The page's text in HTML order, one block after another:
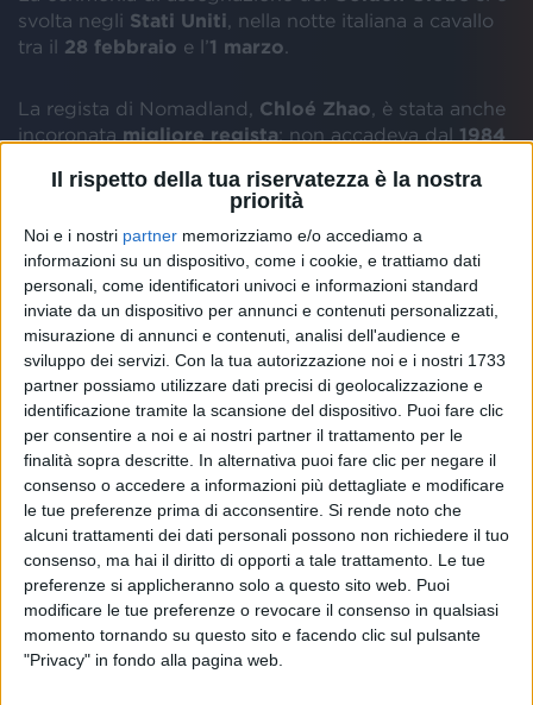
Il rispetto della tua riservatezza è la nostra
priorità
Noi e i nostri partner memorizziamo e/o accediamo a
informazioni su un dispositivo, come i cookie, e trattiamo dati
personali, come identificatori univoci e informazioni standard
inviate da un dispositivo per annunci e contenuti personalizzati,
misurazione di annunci e contenuti, analisi dell'audience e
sviluppo dei servizi. Con la tua autorizzazione noi e i nostri 1733
partner possiamo utilizzare dati precisi di geolocalizzazione e
identificazione tramite la scansione del dispositivo. Puoi fare clic
per consentire a noi e ai nostri partner il trattamento per le
finalità sopra descritte. In alternativa puoi fare clic per negare il
consenso o accedere a informazioni più dettagliate e modificare
le tue preferenze prima di acconsentire. Si rende noto che
alcuni trattamenti dei dati personali possono non richiedere il tuo
consenso, ma hai il diritto di opporti a tale trattamento. Le tue
preferenze si applicheranno solo a questo sito web. Puoi
modificare le tue preferenze o revocare il consenso in qualsiasi
momento tornando su questo sito e facendo clic sul pulsante
"Privacy" in fondo alla pagina web.
svolta negli Stati Uniti , nella notte italiana a cavallo
tra il 28 febbraio e l’1 marzo
La regista di Nomadland, Chloé Zhao , è stata anche
incoronata migliore regista: non accadeva dal 1984
festeggiato anche il trionfo di Laura Pausini
grazie a
Io sì (Seen)
, si è portata a casa la statuetta
per la
migliore canzone originale .
Io sì (Seen)è presente nella colonna sonora de La
vita davanti a sédiEdoardo PonticonSophia
Loren.
Di seguito tutti i Golden Globe 2021
Miglior serie drammatica
The Crown
Migliore attore in una serie drammatica
Josh O'Connor – The Crown